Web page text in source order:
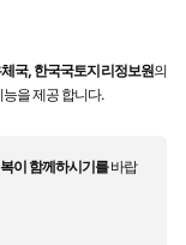
국, 한국국토지리정보원의
능을 제공 합니다.
이 함께하시기를바랍